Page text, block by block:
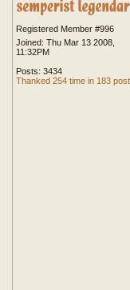
Registered Member #996
Joined: Thu Mar 13 2008,
11:32PM
Posts: 3434
Thanked 254 time in 183 post